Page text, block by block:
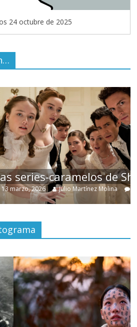
24 octubre de 2025
de Shondaland
Martínez Molina 0